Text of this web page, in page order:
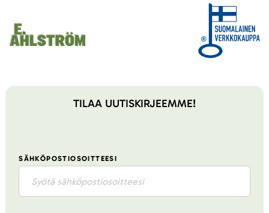
TILAA UUTISKIRJEEMME!
SÄHKÖPOSTIOSOITTEESI